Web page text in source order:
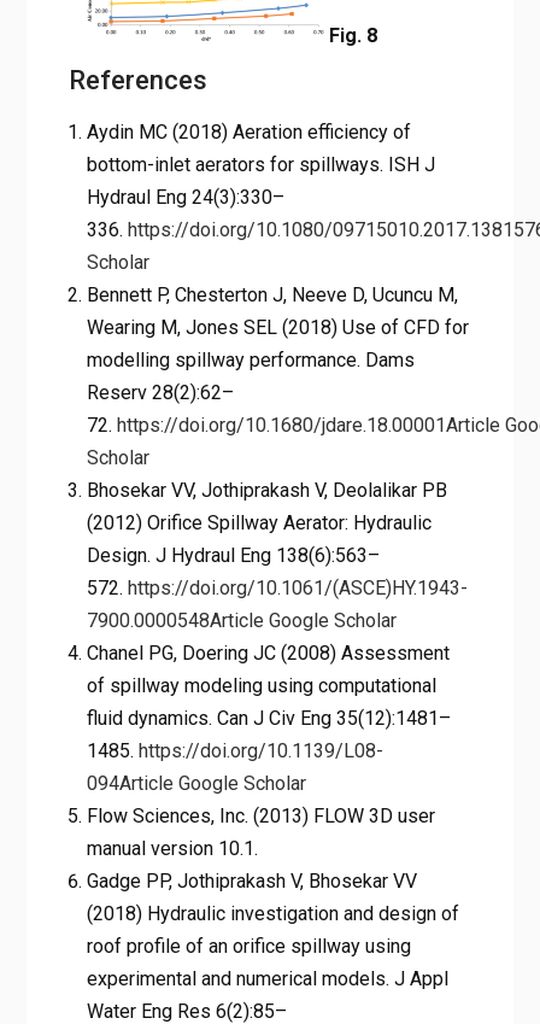
Fig. 8
References
Aydin MC (2018) Aeration efficiency of
bottom-inlet aerators for spillways. ISH J
Hydraul Eng 24(3):330–
336. https://doi.org/10.1080/
Scholar
Bennett P, Chesterton J, Neeve D, Ucuncu M,
Wearing M, Jones SEL (2018) Use of CFD for
modelling spillway performance. Dams
Reserv 28(2):62–
72. https://doi.org/10.1680/jdare.18.00001Article
Scholar
Bhosekar VV, Jothiprakash V, Deolalikar PB
(2012) Orifice Spillway Aerator: Hydraulic
Design. J Hydraul Eng 138(6):563–
572. https://doi.org/10.1061/(ASCE)HY.1943-
7900.0000548Article Google Scholar
Chanel PG, Doering JC (2008) Assessment
of spillway modeling using computational
fluid dynamics. Can J Civ Eng 35(12):1481–
1485. https://doi.org/10.1139/L08-
094Article Google Scholar
Flow Sciences, Inc. (2013) FLOW 3D user
manual version 10.1.
Gadge PP, Jothiprakash V, Bhosekar VV
(2018) Hydraulic investigation and design of
roof profile of an orifice spillway using
experimental and numerical models. J Appl
Water Eng Res 6(2):85–